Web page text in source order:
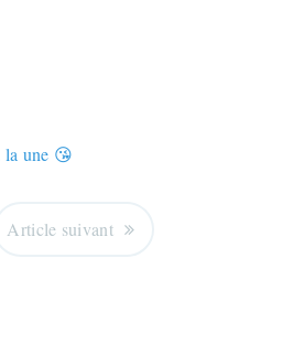
Article suivant